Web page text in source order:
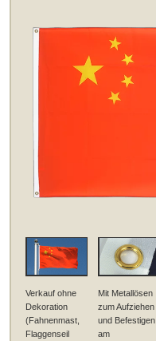
Verkauf ohne
Dekoration
(Fahnenmast,
Flaggenseil
Mit Metallösen
zum Aufziehen
und Befestigen
am